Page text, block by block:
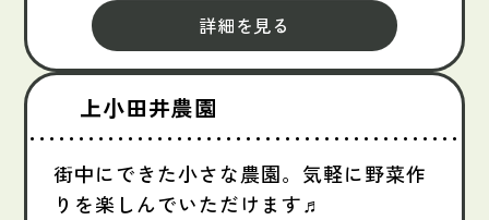
詳細を見る
上小田井農園
街中にできた小さな農園。気軽に野菜作
りを楽しんでいただけます♬